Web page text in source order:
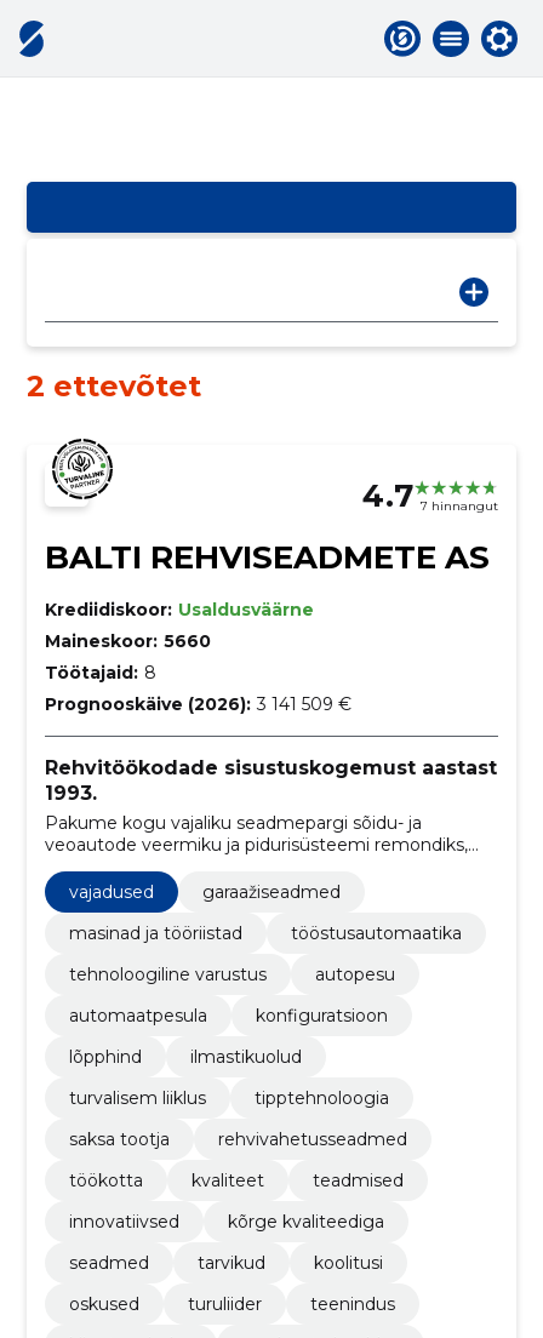
2 ettevõtet
4.7 7 hinnangut
BALTI REHVISEADMETE AS
Krediidiskoor: Usaldusväärne
Maineskoor: 5660
Töötajaid: 8
Prognooskäive (2026): 3 141 509 €
Rehvitöökodade sisustuskogemust aastast
1993.
Pakume kogu vajaliku seadmepargi sõidu- ja
veoautode veermiku ja pidurisüsteemi remondiks,
rehvitöödeks ning kliimaseadmete ja tulede
hooldamiseks.
vajadused
garaažiseadmed
masinad ja tööriistad
tööstusautomaatika
tehnoloogiline varustus
autopesu
automaatpesula
konfiguratsioon
lõpphind
ilmastikuolud
turvalisem liiklus
tipptehnoloogia
saksa tootja
rehvivahetusseadmed
töökotta
kvaliteet
teadmised
innovatiivsed
kõrge kvaliteediga
seadmed
tarvikud
koolitusi
oskused
turuliider
teenindus